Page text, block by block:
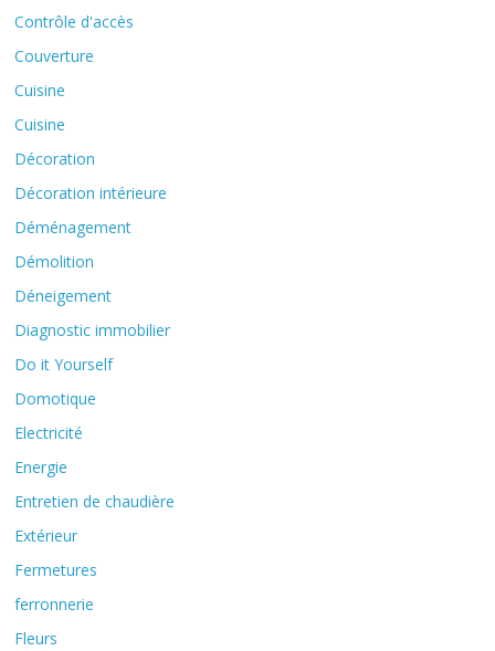
Contrôle d'accès
Couverture
Cuisine
Cuisine
Décoration
Décoration intérieure
Déménagement
Démolition
Déneigement
Diagnostic immobilier
Do it Yourself
Domotique
Electricité
Energie
Entretien de chaudière
Extérieur
Fermetures
ferronnerie
Fleurs